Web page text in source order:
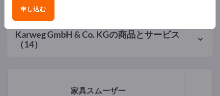
Karweg GmbH & Co. KGの商品とサービス
（14）
家具スムーザー
申し込む